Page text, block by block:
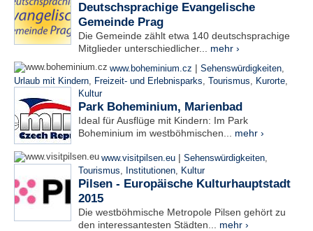
Deutschsprachige Evangelische
Gemeinde Prag
Die Gemeinde zählt etwa 140 deutschsprachige
Mitglieder unterschiedlicher... mehr ›
www.boheminium.cz | Sehenswürdigkeiten,
Urlaub mit Kindern, Freizeit- und Erlebnisparks, Tourismus, Kurorte,
Kultur
Park Boheminium, Marienbad
Ideal für Ausflüge mit Kindern: Im Park
Boheminium im westböhmischen... mehr ›
www.visitpilsen.eu | Sehenswürdigkeiten,
Tourismus, Institutionen, Kultur
Pilsen - Europäische Kulturhauptstadt
2015
Die westböhmische Metropole Pilsen gehört zu
den interessantesten Städten... mehr ›